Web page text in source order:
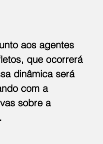
aos agentes
que ocorrerá
dinâmica será
com a
sobre a